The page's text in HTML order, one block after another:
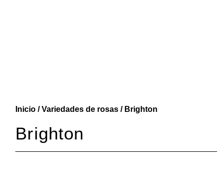
Inicio /Variedades de rosas / Brighton
Brighton